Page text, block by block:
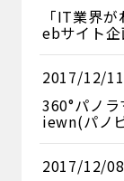
「IT業界
ebサイト
2017/12/11
360°パノ
iewn(パノ
2017/12/08